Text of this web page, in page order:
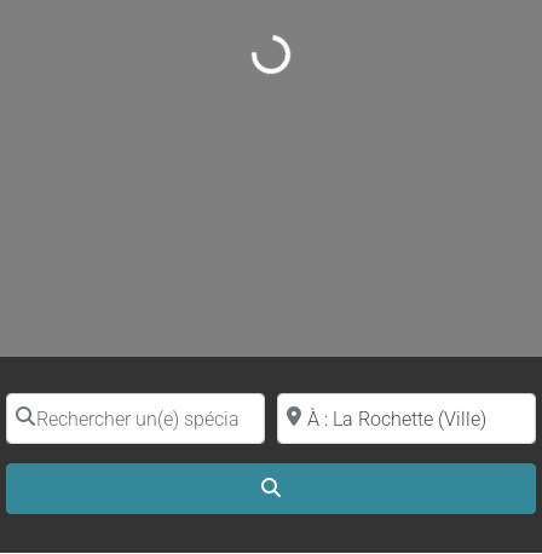
Loading...
Rechercher un(e) spécialiste par nomProche de (ville ou région)